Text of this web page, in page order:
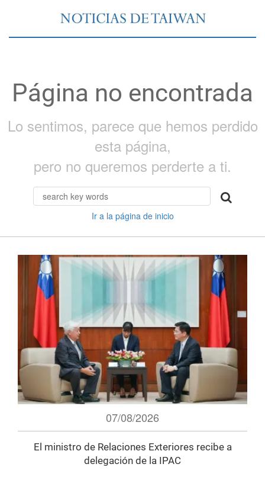
Página no encontrada
Lo sentimos, parece que hemos perdido
esta página,
pero no queremos perderte a ti.
Ir a la página de inicio
07/08/2026
El ministro de Relaciones Exteriores recibe a
delegación de la IPAC